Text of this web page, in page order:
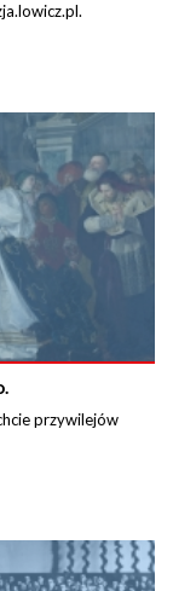
przywilejów